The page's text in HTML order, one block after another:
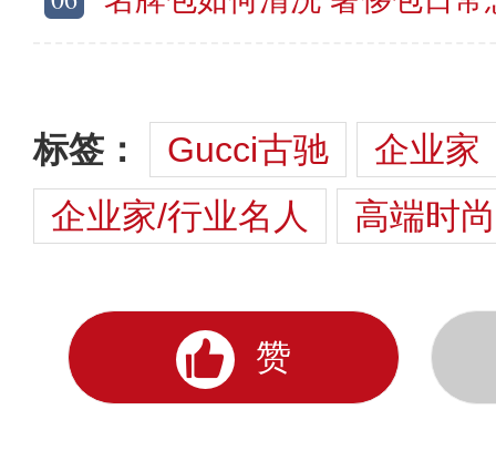
标签： Gucci古驰
企业家
企业家/行业名人
高端时
赞